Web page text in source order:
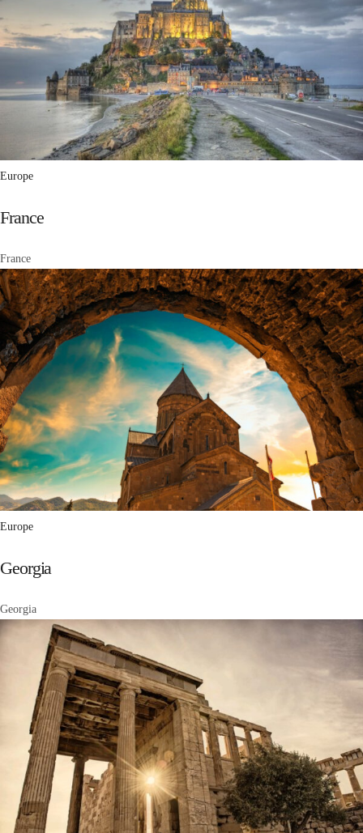
Europe
France
France
Europe
Georgia
Georgia